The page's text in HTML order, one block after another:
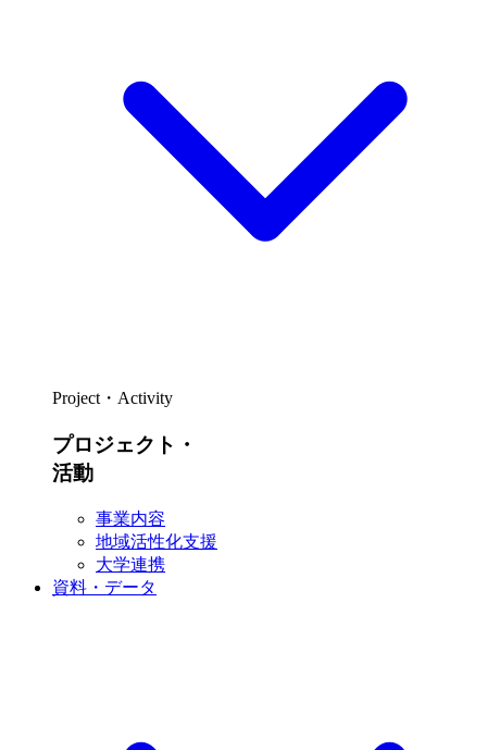
Project・Activity
プロジェクト・
活動
事業内容
地域活性化支援
大学連携
資料・データ